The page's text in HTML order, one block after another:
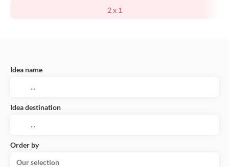
2 x 1
Idea name
Idea destination
Order by
Our selection